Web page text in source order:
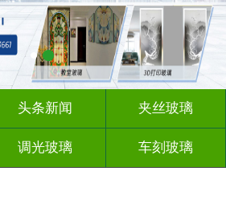
头条新闻 夹丝玻璃
调光玻璃 车刻玻璃